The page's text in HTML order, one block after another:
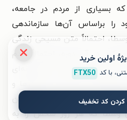
بسیاری از مردم در جامعه،
را براساس آن‌ها سازماندهی
احتمالاً متن مسیحی زندگی
در آن دوره، احتمالاً مردم
تحت اصول اخلاقی سخت‌گیرانه‌ای
می‌کردند و با دقت به تذکرها و
خرده‌متن نهفتۀ متن
وسطا که هر روز شخص را به
با کد FTX50
کد تخفیف